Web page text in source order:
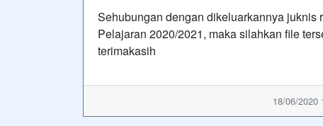
Sehubungan dengan dikeluarkannya juknis
Pelajaran 2020/2021, maka silahkan file
terimakasih
18/06/2020